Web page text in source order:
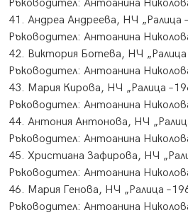
Ръководител: Антоанина
41. Андреа Андреева, НЧ „Ралица
Ръководител: Антоанина
42. Виктория Ботева, НЧ „Ралица
Ръководител: Антоанина
43. Мария Кирова, НЧ „Ралица
Ръководител: Антоанина
44. Антония Антонова, НЧ
Ръководител: Антоанина
45. Христиана Зафирова, НЧ
Ръководител: Антоанина
46. Мария Генова, НЧ „Ралица
Ръководител: Антоанина